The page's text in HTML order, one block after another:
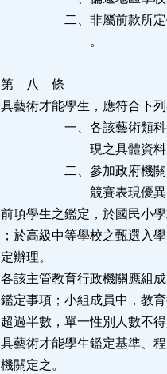
二、非屬前款所定學校
。
第 八 條
具藝術才能學生，應符合下列
一、各該藝術類科術科
現之具體資料
二、參加政府機關（構
競賽表現優異，獲
前項學生之鑑定，於國民小
；於高級中等學校之甄選入
定辦理。
各該主管教育行政機關應組
鑑定事項；小組成員中，教
超過半數，單一性別人數不得
具藝術才能學生鑑定基準、
機關定之。